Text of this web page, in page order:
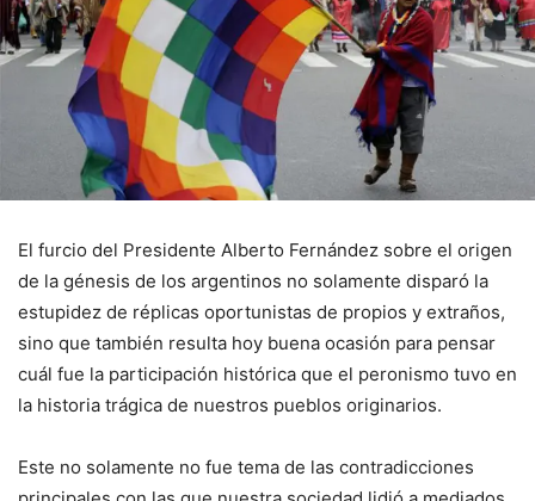
El furcio del Presidente Alberto Fernández sobre el origen
de la génesis de los argentinos no solamente disparó la
estupidez de réplicas oportunistas de propios y extraños,
sino que también resulta hoy buena ocasión para pensar
cuál fue la participación histórica que el peronismo tuvo en
la historia trágica de nuestros pueblos originarios.
Este no solamente no fue tema de las contradicciones